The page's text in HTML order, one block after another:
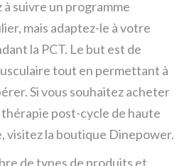
suivre un programme
mais adaptez-le à votre
la PCT. Le but est de
tout en permettant à
Si vous souhaitez acheter
post-cycle de haute
visitez la boutique Dinepower.
de types de produits et